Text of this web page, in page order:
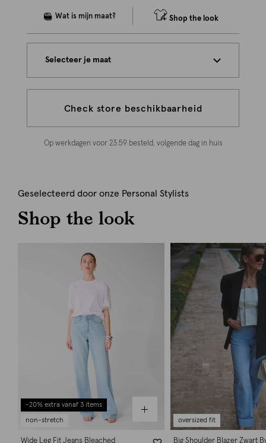
Shop the look
Selecteer je maat
Check store beschikbaarheid
Op werkdagen voor 23:59 besteld, volgende dag in huis
Geselecteerd door onze Personal Stylists
Shop the look
-20% extra vanaf 3 items
non-stretch
Wide Leg Fit Jeans Bleached
oversized fit
Big Shoulder Blazer Zwart